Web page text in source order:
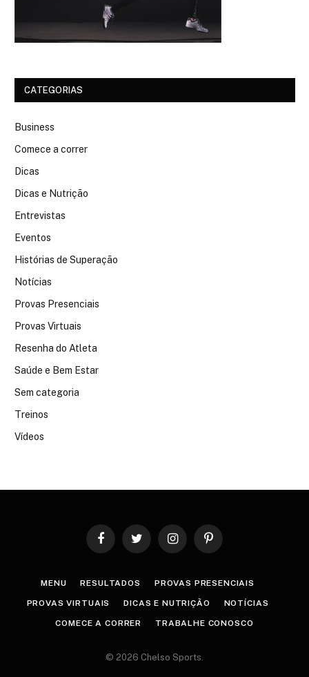
CATEGORIAS
Business
Comece a correr
Dicas
Dicas e Nutrição
Entrevistas
Eventos
Histórias de Superação
Notícias
Provas Presenciais
Provas Virtuais
Resenha do Atleta
Saúde e Bem Estar
Sem categoria
Treinos
Vídeos
FacebookTwitter InstagramPinterest
MENU RESULTADOS PROVAS PRESENCIAIS
PROVAS VIRTUAIS DICAS E NUTRIÇÃO NOTÍCIAS
COMECE A CORRER TRABALHE CONOSCO
© 2026 Chelso Sports.